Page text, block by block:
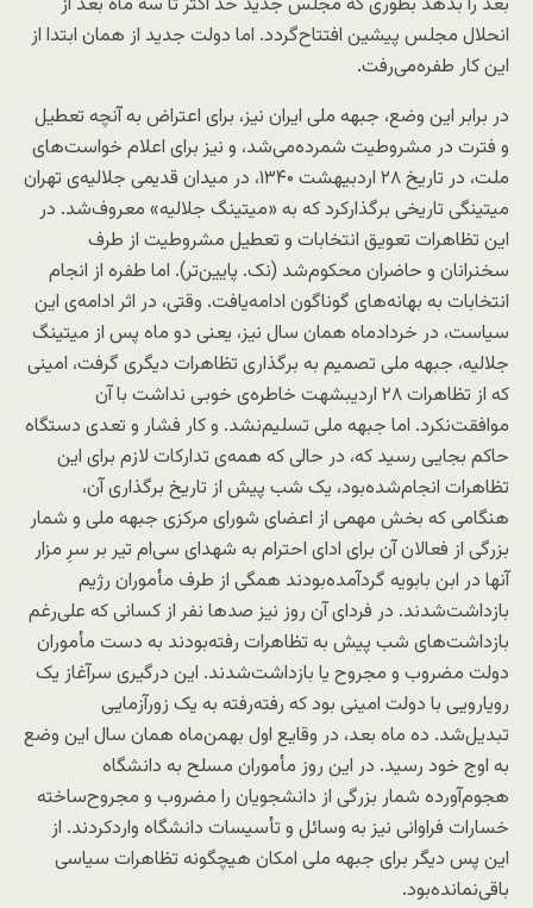
انحلال مجلس پیشین افتتاح‌گردد. اما دولت جدید از همان ابتدا از
این کار طفره‌می‌رفت.
در برابر این وضع، جبهه ملی ایران نیز، برای اعتراض به آنچه تعطیل
و فترت در مشروطیت شمرده‌می‌شد، و نیز برای اعلام خواست‌های
ملت، در تاریخ ۲۸ اردبیهشت ۱۳۴۰، در میدان قدیمی جلالیه‌ی تهران
میتینگی تاریخی برگذارکرد که به «میتینگ جلالیه» معروف‌شد. در
این تظاهرات تعویق انتخابات و تعطیل مشروطیت از طرف
سخنرانان و حاضران محکوم‌شد (نک. پایین‌تر). اما طفره از انجام
انتخابات به ‌بهانه‌های گوناگون ادامه‌یافت. وقتی، در اثر ادامه‌ی این
سیاست، در خردادماه همان سال نیز، یعنی دو ماه پس از میتینگ
جلالیه، جبهه ملی تصمیم به برگذاری تظاهرات دیگری گرفت، امینی
که از تظاهرات ۲۸ اردیبشهت خاطره‌ی خوبی نداشت با آن
موافقت‌نکرد. اما جبهه ملی تسلیم‌نشد. و کار فشار و تعدی دستگاه
حاکم بجایی رسید که، در حالی که همه‌ی تدارکات لازم برای این
تظاهرات انجام‌شده‌بود، یک شب پیش از تاریخ برگذاری آن،
هنگامی که بخش مهمی از اعضای شورای مرکزی جبهه ملی و شمار
بزرگی از فعالان آن برای ادای احترام به شهدای سی‌ام تیر بر سرِ مزار
آنها در ابن بابویه گردآمده‌بودند همگی از طرف مأموران رژیم
بازداشت‌شدند. در فردای آن روز نیز صدها نفر از کسانی که علی‌رغم
بازداشت‌های شب پیش به تظاهرات رفته‌بودند به دست مأموران
دولت مضروب و مجروح یا بازداشت‌شدند. این درگیری سرآغاز یک
رویارویی با دولت امینی بود که رفته‌رفته به یک زورآزمایی
تبدیل‌شد. ده ماه بعد، در وقایع اول بهمن‌ماه همان سال این وضع
به اوج خود رسید. در این روز مأموران مسلح به دانشگاه
هجوم‌آورده شمار بزرگی از دانشجویان را مضروب و مجروح‌ساخته
خسارات فراوانی نیز به وسائل و تأسیسات دانشگاه وارد‌کردند. از
این پس دیگر برای جبهه ملی امکان هیچگونه تظاهرات سیاسی
باقی‌نمانده‌بود.